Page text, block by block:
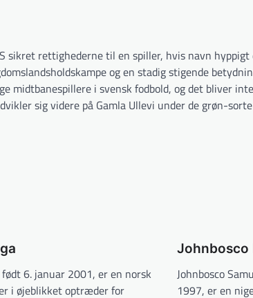
sikret rettighederne til en spiller, hvis navn
og en stadig stigende
midtbanespillere i svensk fodbold, og det bliver
sig videre på Gamla Ullevi under de grøn-
født 6. januar 2001, er en norsk
i øjeblikket optræder for
Johnbosco
Johnbosco
1997, er en